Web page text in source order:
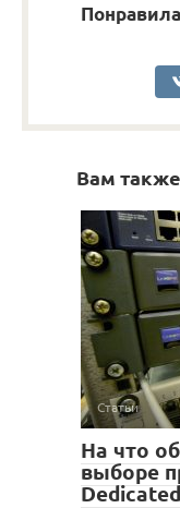
Вам
Статьи
На что
выборе